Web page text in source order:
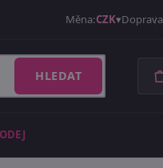
Měna:CZK Doprava
HLEDAT